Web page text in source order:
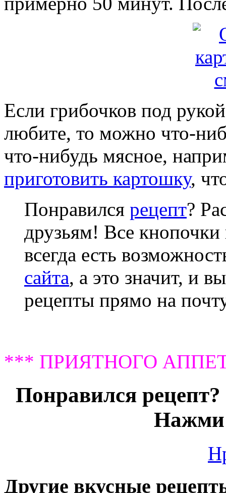
Если грибочков под
любите, то можно что-
что-нибудь мясное,
приготовить картошку,
Понравился рецепт?
друзьям! Все кнопочки
всегда есть
сайта, а это значит, и
рецепты прямо на
*** ПРИЯТНОГО
Понравился
Нажми
Другие вкусные